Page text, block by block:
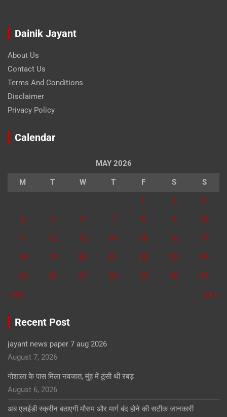
Dainik Jayant
About Us
Contact Us
Terms And Conditions
Disclaimer
Privacy Policy
Calendar
MAY 2026
M T W T F S S
1 2 3
4 5 6 7 8 9 10
11 12 13 14 15 16 17
18 19 20 21 22 23 24
25 26 27 28 29 30 31
« Apr Jun »
Recent Post
jayant news paper 7 aug 2026
August 7, 2026
गोशाला के पास मिला नवजात, मुंह में ठूंसी थी रबड़
August 6, 2026
अब एलईडी स्क्रीन बताएगी मौसम और मार्ग बंद होने की सटीक जानकारी